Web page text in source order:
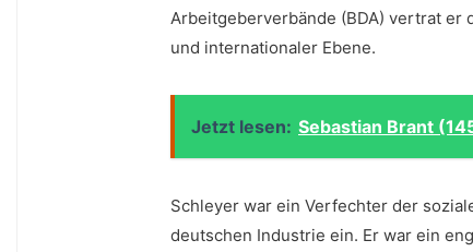
Arbeitgeberverbände (BDA) vertrat
und internationaler Ebene.
Jetzt lesen: Sebastian Brant
Schleyer‌ war ein⁣ Verfechter ‍der
deutschen Industrie ein. Er war ein